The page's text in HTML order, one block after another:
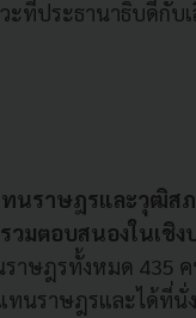
ที่ประธานาธิบดีกับ
ทนราษฎรและวุฒิส
วมตอบสนองในเชิง
าษฎรทั้งหมด 435
นราษฎรและได้ที่นั่ง